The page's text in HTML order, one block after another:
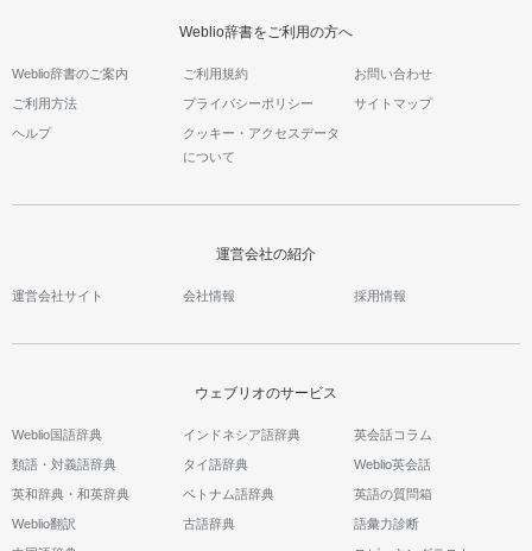
Weblio辞書をご利用の方へ
Weblio辞書のご案内 ご利用規約 お問い合わせ
ご利用方法 プライバシーポリシー サイトマップ
ヘルプ
クッキー・アクセスデータ
について
運営会社の紹介
運営会社サイト 会社情報 採用情報
ウェブリオのサービス
Weblio国語辞典
類語・対義語辞典
英和辞典・和英辞典
Weblio翻訳
インドネシア語辞典
タイ語辞典
ベトナム語辞典
古語辞典
英会話コラム
Weblio英会話
英語の質問箱
語彙力診断